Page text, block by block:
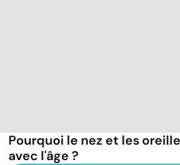
Pourquoi le nez et les
avec l'âge ?